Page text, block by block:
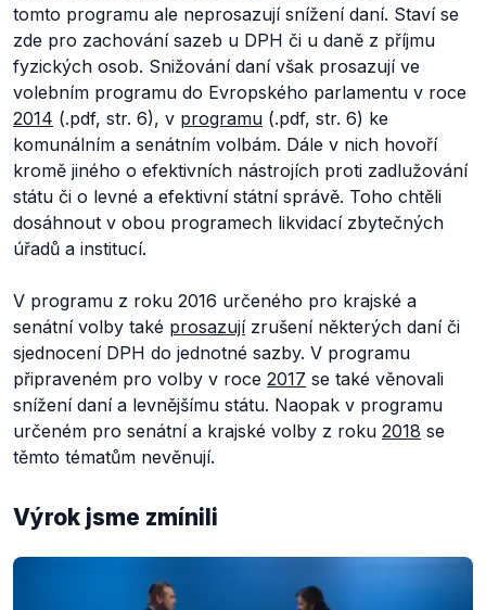
tomto programu ale neprosazují snížení daní. Staví se
zde pro zachování sazeb u DPH či u daně z příjmu
fyzických osob. Snižování daní však prosazují ve
volebním programu do Evropského parlamentu v roce
2014 (.pdf, str. 6), v programu (.pdf, str. 6) ke
komunálním a senátním volbám. Dále v nich hovoří
kromě jiného o efektivních nástrojích proti zadlužování
státu či o levné a efektivní státní správě. Toho chtěli
dosáhnout v obou programech likvidací zbytečných
úřadů a institucí.
V programu z roku 2016 určeného pro krajské a
senátní volby také prosazujízrušení některých daní či
sjednocení DPH do jednotné sazby. V programu
připraveném pro volby v roce 2017 se také věnovali
snížení daní a levnějšímu státu. Naopak v programu
určeném pro senátní a krajské volby z roku 2018 se
těmto tématům nevěnují.
Výrok jsme zmínili